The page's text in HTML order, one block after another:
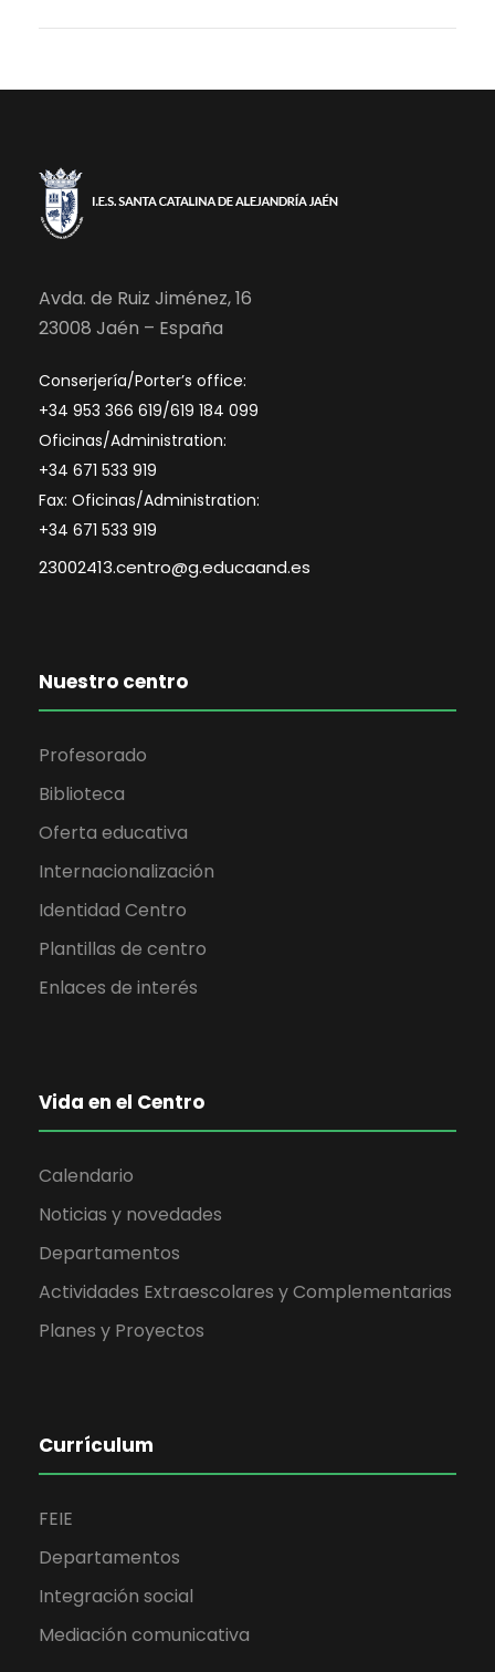
Avda. de Ruiz Jiménez, 16
23008 Jaén – España
Conserjería/Porter’s office:
+34 953 366 619/619 184 099
Oficinas/Administration:
+34 671 533 919
Fax: Oficinas/Administration:
+34 671 533 919
23002413.centro@g.educaand.es
Nuestro centro
Profesorado
Biblioteca
Oferta educativa
Internacionalización
Identidad Centro
Plantillas de centro
Enlaces de interés
Vida en el Centro
Calendario
Noticias y novedades
Departamentos
Actividades Extraescolares y Complementarias
Planes y Proyectos
Currículum
FEIE
Departamentos
Integración social
Mediación comunicativa